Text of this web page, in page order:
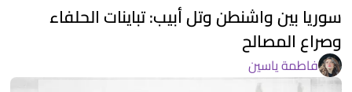
سوريا بين واشنطن وتل أبيب: تباينات الحلفاء
وصراع المصالح
فاطمة ياسين